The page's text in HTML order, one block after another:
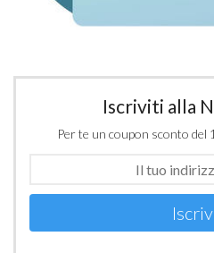
Iscriviti alla
Per te un coupon sconto del